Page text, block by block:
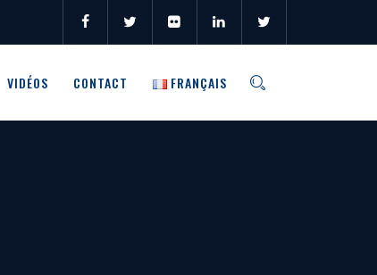
VIDÉOS CONTACT FRANÇAIS